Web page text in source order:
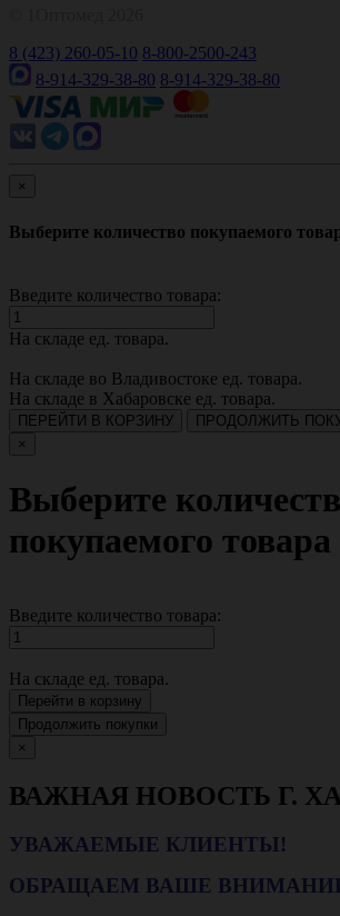
8 (423) 260-05-10 8-800-2500-243
8-914-329-38-80 8-914-329-38-80
×
Выберите количество покупаемого
Введите количество товара:
На складе ед. товара.
На складе во Владивостоке ед. товара.
На складе в Хабаровске ед. товара.
ПЕРЕЙТИ В КОРЗИНУ
ПРОДОЛЖИТЬ
×
Выберите
покупаемого товара
Введите количество товара:
На складе ед. товара.
Перейти в корзину
Продолжить покупки
×
ВАЖНАЯ НОВОСТЬ Г.
УВАЖАЕМЫЕ КЛИЕНТЫ!
ОБРАЩАЕМ ВАШЕ